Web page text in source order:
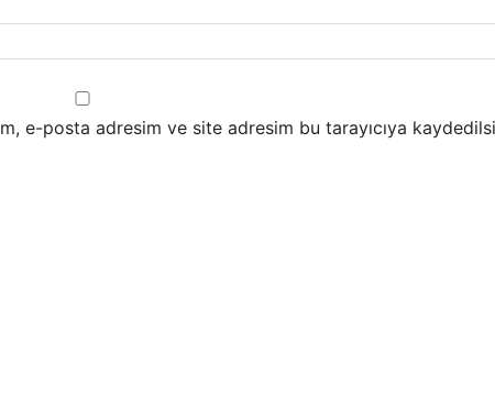
e-posta adresim ve site adresim bu tarayıcıya